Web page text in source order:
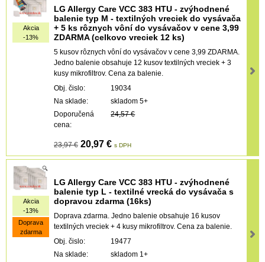
Akcia
-13%
LG Allergy Care VCC 383 HTU - zvýhodnené
balenie typ M - textilných vreciek do vysávača
+ 5 ks rôznych vôní do vysávačov v cene 3,99
ZDARMA (celkovo vreciek 12 ks)
5 kusov rôznych vôní do vysávačov v cene 3,99 ZDARMA.
Jedno balenie obsahuje 12 kusov textilných vreciek + 3
kusy mikrofiltrov. Cena za balenie.
Obj. čislo:
19034
Na sklade:
skladom 5+
Doporučená
cena:
24,57 €
23,97 € 20,97 € s DPH
Akcia
-13%
Doprava
zdarma
LG Allergy Care VCC 383 HTU - zvýhodnené
balenie typ L - textiIné vrecká do vysávača s
dopravou zdarma (16ks)
Doprava zdarma. Jedno balenie obsahuje 16 kusov
textilných vreciek + 4 kusy mikrofiltrov. Cena za balenie.
Obj. čislo:
19477
Na sklade:
skladom 1+